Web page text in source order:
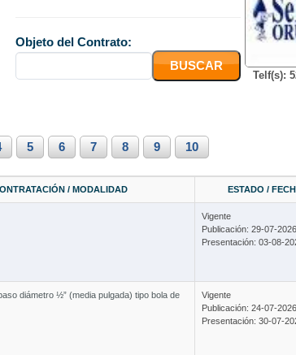
Objeto del Contrato:
Telf(s):
5 6 7 8 9 10
/ MODALIDAD ESTADO /
Vigente
Publicación: 29-07-2026
Presentación: 03-08-
diámetro ½” (media pulgada) tipo bola de
Vigente
Publicación: 24-07-2026
Presentación: 30-07-